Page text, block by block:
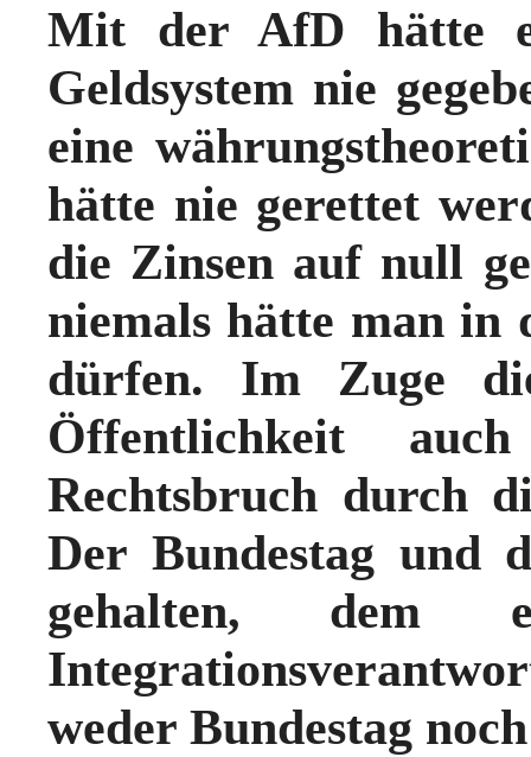
Mit der AfD hätte
Geldsystem nie
eine
hätte nie gerettet
die Zinsen auf null
niemals hätte man in
dürfen. Im Zuge
Öffentlichkeit
Rechtsbruch durch
Der Bundestag und
gehalten, dem
weder Bundestag